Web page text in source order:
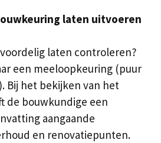
laten uitvoeren
laten controleren?
een meeloopkeuring (puur
Bij het bekijken van het
de bouwkundige een
aangaande
en renovatiepunten.